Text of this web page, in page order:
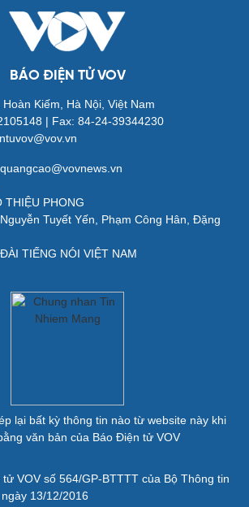
Tư vấn
BÁO ĐIỆN TỬ VOV
Kiếm, Hà Nội, Việt Nam
| Fax: 84-24-39344230
THIỆU PHONG
Tuyết Yến, Phạm Công Hân, Đặng
TIẾNG NÓI VIỆT NAM
lại bất kỳ thông tin nào từ website này khi
văn bản của Báo Điện tử VOV
VOV số 564/GP-BTTTT của Bộ Thông tin
13/12/2016